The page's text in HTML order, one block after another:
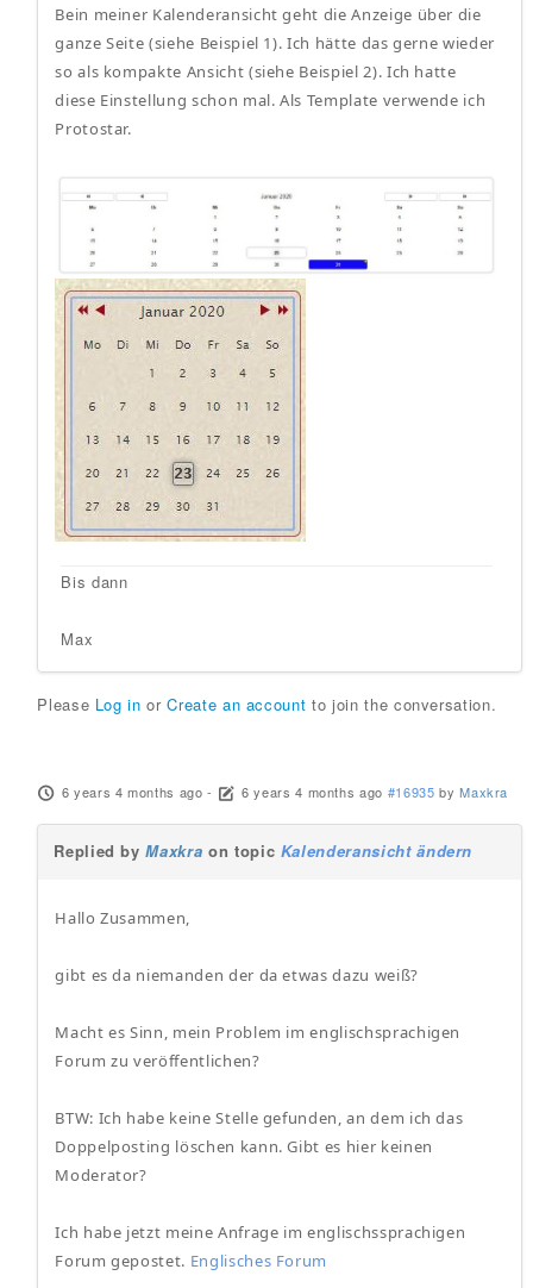
Bein meiner Kalenderansicht geht die Anzeige über die
ganze Seite (siehe Beispiel 1). Ich hätte das gerne wieder
so als kompakte Ansicht (siehe Beispiel 2). Ich hatte
diese Einstellung schon mal. Als Template verwende ich
Protostar.
Bis dann
Max
Please Log in orCreate an account to join the conversation.
6 years 4 months ago - 6 years 4 months ago #16935 byMaxkra
Replied byMaxkra on topic Kalenderansicht ändern
Hallo Zusammen,
gibt es da niemanden der da etwas dazu weiß?
Macht es Sinn, mein Problem im englischsprachigen
Forum zu veröffentlichen?
BTW: Ich habe keine Stelle gefunden, an dem ich das
Doppelposting löschen kann. Gibt es hier keinen
Moderator?
Ich habe jetzt meine Anfrage im englischssprachigen
Forum gepostet. Englisches Forum